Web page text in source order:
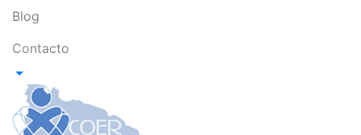
Blog
Contacto